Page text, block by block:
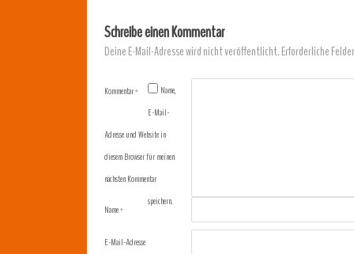
Schreibe einen Kommentar
Deine E-Mail-Adresse wird nicht veröffentlicht.Erforderliche
Kommentar*
Name*
E-Mail-Adresse
Name,
E-Mail-
Adresse und Website in
diesem Browser für meinen
nächsten Kommentar
speichern.